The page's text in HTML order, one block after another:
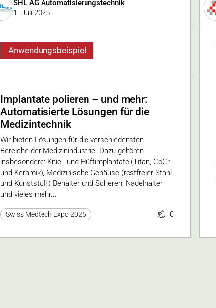
SHL AG Automatisierungstechnik
1. Juli 2025
Anwendungsbeispiel
Implantate polieren – und mehr:
Automatisierte Lösungen für die
Medizintechnik
Wir bieten Lösungen für die verschiedensten
Bereiche der Medizinindustrie. Dazu gehören
insbesondere: Knie-, und Hüftimplantate (Titan, CoCr
und Keramik), Medizinische Gehäuse (rostfreier Stahl
und Kunststoff) Behälter und Scheren, Nadelhalter
und vieles mehr...
Swiss Medtech Expo 2025 0